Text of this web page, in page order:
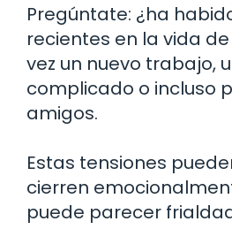
Pregúntate: ¿ha
recientes en la vida
vez un nuevo trabajo,
complicado o incluso
amigos.
Estas tensiones
cierren
puede parecer